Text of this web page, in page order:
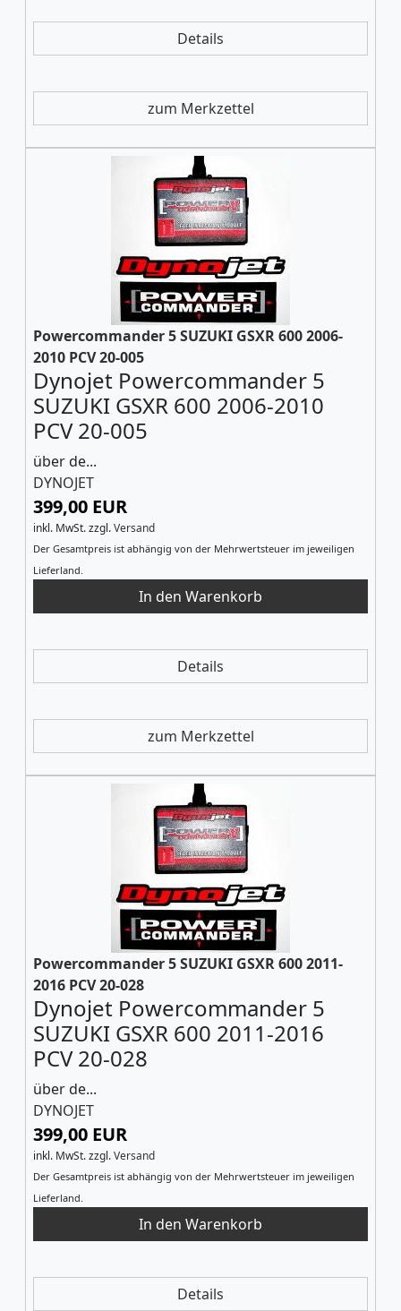
Details
zum Merkzettel
Powercommander 5 SUZUKI GSXR 600 2006-
2010 PCV 20-005
Dynojet Powercommander 5
SUZUKI GSXR 600 2006-2010
PCV 20-005
über de...
DYNOJET
399,00 EUR
inkl. MwSt.zzgl.Versand
Der Gesamtpreis ist abhängig von der Mehrwertsteuer im jeweiligen
Lieferland.
Details
zum Merkzettel
Powercommander 5 SUZUKI GSXR 600 2011-
2016 PCV 20-028
Dynojet Powercommander 5
SUZUKI GSXR 600 2011-2016
PCV 20-028
über de...
DYNOJET
399,00 EUR
inkl. MwSt.zzgl.Versand
Der Gesamtpreis ist abhängig von der Mehrwertsteuer im jeweiligen
Lieferland.
Details